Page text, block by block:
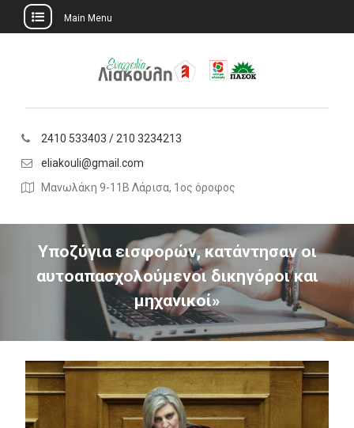
Main Menu
2410 533403 / 210 3234213
eliakouli@gmail.com
Μανωλάκη 9-11Β Λάρισα, 1ος όροφος
Υποζύγια εισφορών, κατάντησαν οι
αυτοαπασχολούμενοι δικηγόροι και
μηχανικοί»